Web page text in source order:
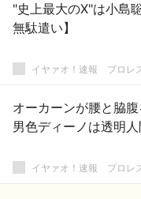
"史上最大のX"は小島
無駄遣い】
イヤァオ！速報 プロレ
オーカーンが腰と脇
男色ディーノは透明
イヤァオ！速報 プロレ